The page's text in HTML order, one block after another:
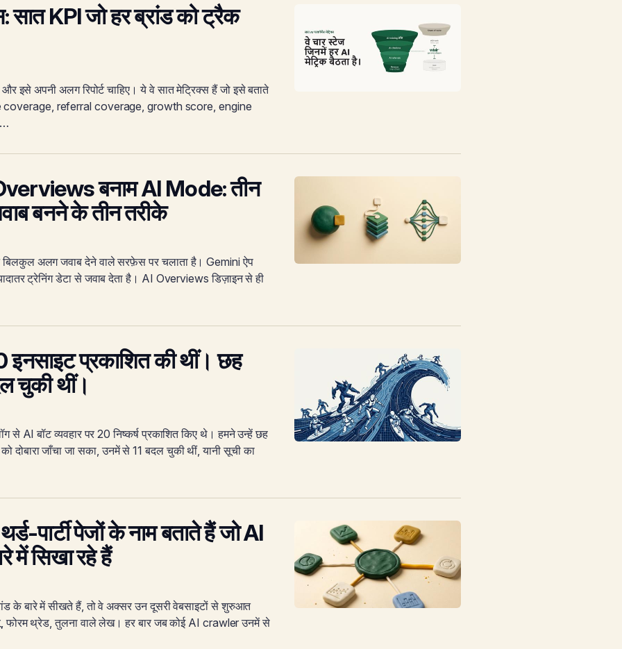
सात KPI जो हर ब्रांड को ट्रैक
अपनी अलग रिपोर्ट चाहिए। ये वे सात मेट्रिक्स हैं जो इसे बताते
referral coverage, growth score, engine
बनाम AI Mode: तीन
बनने के तीन तरीके
बिलकुल अलग जवाब देने वाले सरफ़ेस पर चलाता है। Gemini ऐप
ट्रेनिंग डेटा से जवाब देता है। AI Overviews डिज़ाइन से ही
इनसाइट प्रकाशित की थीं। छह
चुकी थीं।
से AI बॉट व्यवहार पर 20 निष्कर्ष प्रकाशित किए थे। हमने उन्हें छह
दोबारा जाँचा जा सका, उनमें से 11 बदल चुकी थीं, यानी सूची का
पार्टी पेजों के नाम बताते हैं जो AI
में सिखा रहे हैं
बारे में सीखते हैं, तो वे अक्सर उन दूसरी वेबसाइटों से शुरुआत
फोरम थ्रेड, तुलना वाले लेख। हर बार जब कोई AI crawler उनमें से